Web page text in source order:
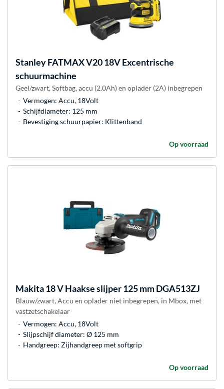
StanleyFATMAX V20 18V Excentrische
schuurmachine
Geel/zwart, Softbag, accu (2.0Ah) en oplader (2A) inbegrepen
Vermogen: Accu, 18Volt
Schijfdiameter: 125 mm
Bevestiging schuurpapier: Klittenband
Op voorraad
Makita18 V Haakse slijper 125 mm DGA513ZJ
Blauw/zwart, Accu en oplader niet inbegrepen, in Mbox, met
vastzetschakelaar
Vermogen: Accu, 18Volt
Slijpschijf diameter: Ø 125 mm
Handgreep: Zijhandgreep met softgrip
Op voorraad